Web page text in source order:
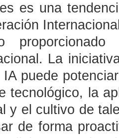
es una
La
IA puede
tecnológico, la
y el cultivo de
de forma